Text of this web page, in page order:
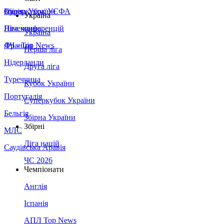
Збірна України
Італія
Німеччина
Франція
Нідерланди
Туреччина
Португалія
Бельгія
МЛС
Саудівська Аравія
Суперкубок УЄФА
Ліга конференцій
ЛЧ - Top News
Україна
Україна
Перша ліга
Друга ліга
Кубок України
Суперкубок України
Збірна України
Збірні
Ліга націй
ЧС 2026
Чемпіонати
Англія
Іспанія
АПЛ Top News